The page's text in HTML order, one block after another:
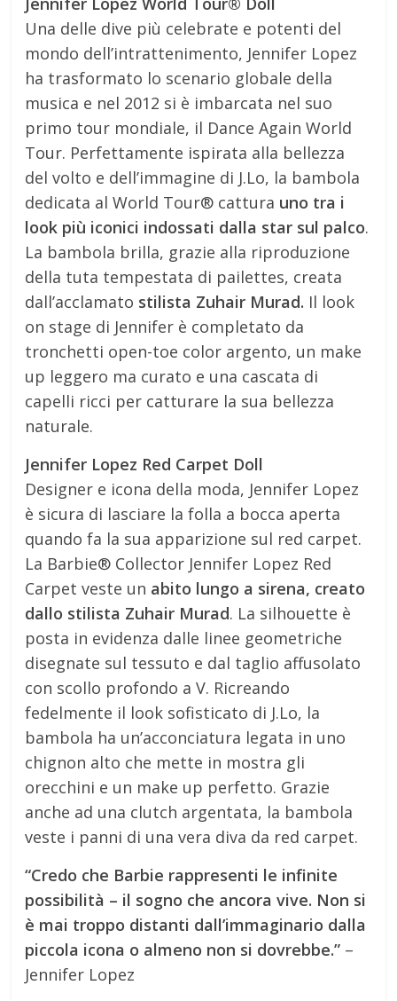
Una delle dive più celebrate e potenti del
mondo dell’intrattenimento, Jennifer Lopez
ha trasformato lo scenario globale della
musica e nel 2012 si è imbarcata nel suo
primo tour mondiale, il Dance Again World
Tour. Perfettamente ispirata alla bellezza
del volto e dell’immagine di J.Lo, la bambola
dedicata al World Tour® cattura uno tra i
look più iconici indossati dalla star sul palco.
La bambola brilla, grazie alla riproduzione
della tuta tempestata di pailettes, creata
dall’acclamato stilista Zuhair Murad. Il look
on stage di Jennifer è completato da
tronchetti open-toe color argento, un make
up leggero ma curato e una cascata di
capelli ricci per catturare la sua bellezza
naturale.
Jennifer Lopez Red Carpet Doll
Designer e icona della moda, Jennifer Lopez
è sicura di lasciare la folla a bocca aperta
quando fa la sua apparizione sul red carpet.
La Barbie® Collector Jennifer Lopez Red
Carpet veste un abito lungo a sirena, creato
dallo stilista Zuhair Murad. La silhouette è
posta in evidenza dalle linee geometriche
disegnate sul tessuto e dal taglio affusolato
con scollo profondo a V. Ricreando
fedelmente il look sofisticato di J.Lo, la
bambola ha un’acconciatura legata in uno
chignon alto che mette in mostra gli
orecchini e un make up perfetto. Grazie
anche ad una clutch argentata, la bambola
veste i panni di una vera diva da red carpet.
“Credo che Barbie rappresenti le infinite
possibilità – il sogno che ancora vive. Non si
è mai troppo distanti dall’immaginario dalla
piccola icona o almeno non si dovrebbe.” –
Jennifer Lopez